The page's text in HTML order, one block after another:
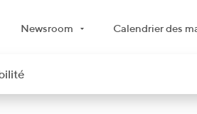
Newsroom Calendrier des